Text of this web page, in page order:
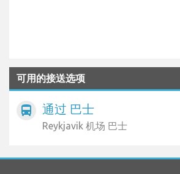
可用的接送选项
directions_bus 通过 巴士
Reykjavik 机场 巴士